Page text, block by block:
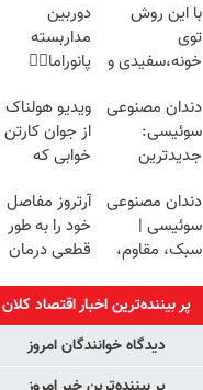
با این روش
توی
خونه،سفیدی و
برگردون
(40%off)
دوربین
مداربسته
پانوراما👈🏻
360°و سازگار با
اندروید و ios
دندان مصنوعی
سوئیسی:
جدیدترین
سبک و مقاوم |
پرداخت قسطی
ویدیو هولناک
از جوان کارتن
خوابی که
آموزش رایگان
دندان مصنوعی
سوئیسی |
سبک، مقاوم،
رایگان+پرداخت
اقساطی😍
آرتروز مفاصل
خود را به طور
قطعی درمان
◗پرسش‌نامه◖
پر بیننده‌ترین اخبار اقتصاد كلان
دیدگاه خوانندگان امروز